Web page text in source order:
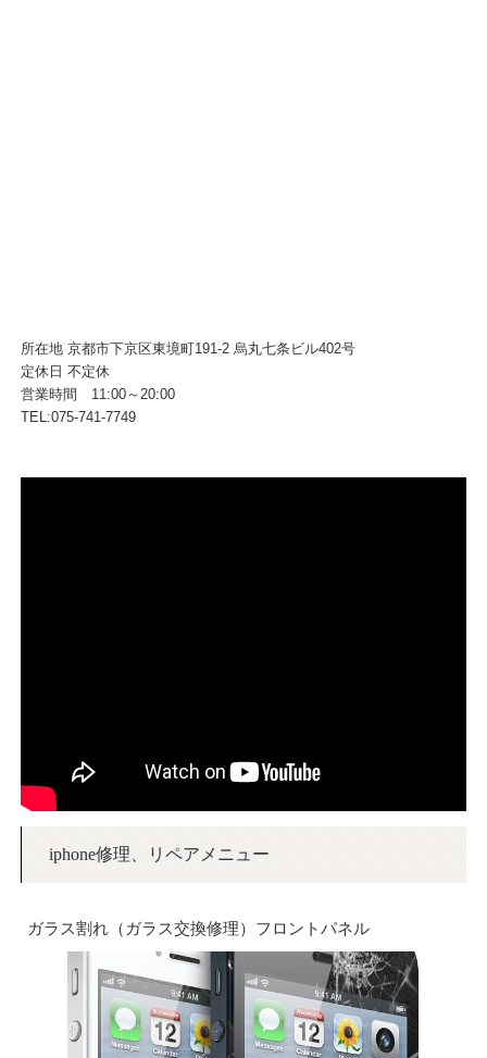
所在地 京都市下京区東境町191-2 烏丸七条ビル402号
定休日 不定休
営業時間 11:00～20:00
TEL:075-741-7749
iphone修理、リペアメニュー
ガラス割れ（ガラス交換修理）フロントパネル